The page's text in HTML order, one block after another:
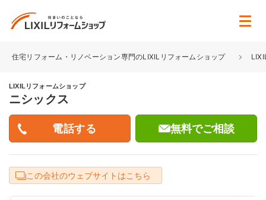
住宅リフォーム・リノベーション専門のLIXILリフォームショップ
LIXILリフォームショップ
ニシックス
無料でご相談
この会社のウェブサイトはこちら